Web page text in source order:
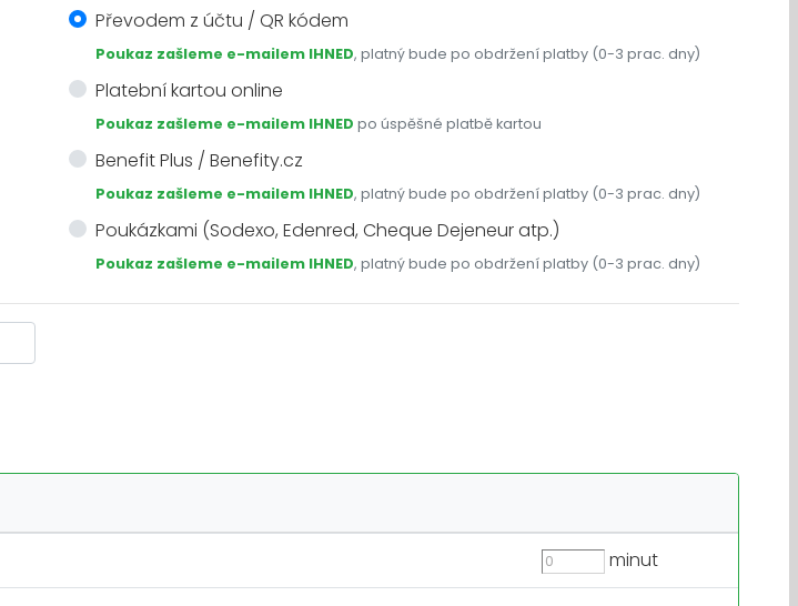
Převodem z účtu / QR kódem
Poukaz zašleme e-mailem IHNED, platný bude po obdržení platby (0-3 prac. dny)
Platební kartou online
Poukaz zašleme e-mailem IHNED po úspěšné platbě kartou
Benefit Plus / Benefity.cz
Poukaz zašleme e-mailem IHNED, platný bude po obdržení platby (0-3 prac. dny)
Poukázkami (Sodexo, Edenred, Cheque Dejeneur atp.)
Poukaz zašleme e-mailem IHNED, platný bude po obdržení platby (0-3 prac. dny)
minut